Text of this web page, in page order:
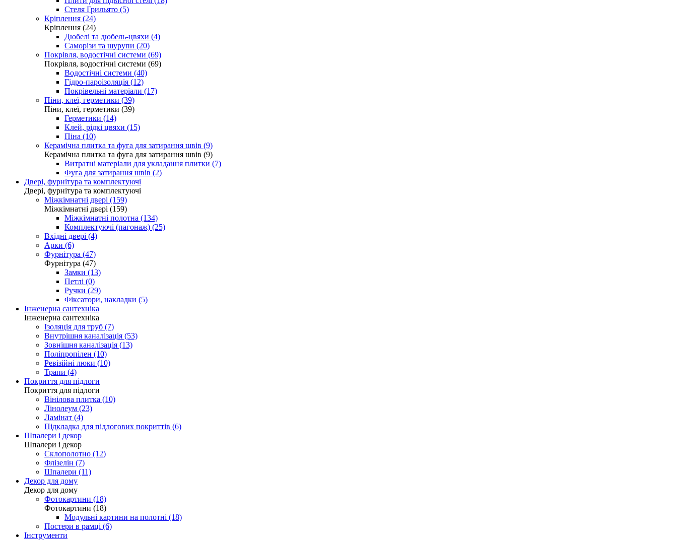
Стеля Грильято (5)
Кріплення (24)
Кріплення (24)
Дюбелі та дюбель-цвяхи (4)
Саморізи та шурупи (20)
Покрівля, водостічні системи (69)
Покрівля, водостічні системи (69)
Водостічні системи (40)
Гідро-пароізоляція (12)
Покрівельні матеріали (17)
Піни, клеї, герметики (39)
Піни, клеї, герметики (39)
Герметики (14)
Клей, рідкі цвяхи (15)
Піна (10)
Керамічна плитка та фуга для затирання швів (9)
Керамічна плитка та фуга для затирання швів (9)
Витратні матеріали для укладання плитки (7)
Фуга для затирання швів (2)
Двері, фурнітура та комплектуючі
Двері, фурнітура та комплектуючі
Міжкімнатні двері (159)
Міжкімнатні двері (159)
Міжкімнатні полотна (134)
Комплектуючі (пагонаж) (25)
Вхідні двері (4)
Арки (6)
Фурнітура (47)
Фурнітура (47)
Замки (13)
Петлі (0)
Ручки (29)
Фіксатори, накладки (5)
Інженерна сантехніка
Інженерна сантехніка
Ізоляція для труб (7)
Внутрішня каналізація (53)
Зовнішня каналізація (13)
Поліпропілен (10)
Ревізійні люки (10)
Трапи (4)
Покриття для підлоги
Покриття для підлоги
Вінілова плитка (10)
Лінолеум (23)
Ламінат (4)
Підкладка для підлогових покриттів (6)
Шпалери і декор
Шпалери і декор
Склополотно (12)
Флізелін (7)
Шпалери (11)
Декор для дому
Декор для дому
Фотокартини (18)
Фотокартини (18)
Модульні картини на полотні (18)
Постери в рамці (6)
Інструменти